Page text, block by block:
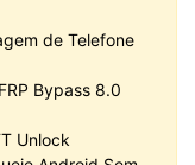
de Telefone
Bypass 8.0
Unlock